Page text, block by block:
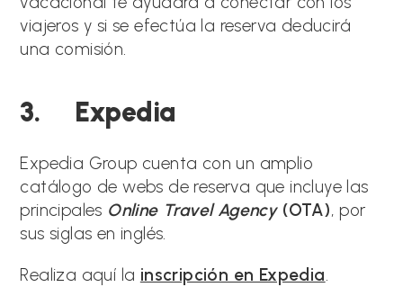
viajeros y si se efectúa la reserva deducirá
una comisión.
3. Expedia
Expedia Group cuenta con un amplio
catálogo de webs de reserva que incluye las
principales Online Travel Agency(OTA), por
sus siglas en inglés.
Realiza aquí la inscripción en Expedia.